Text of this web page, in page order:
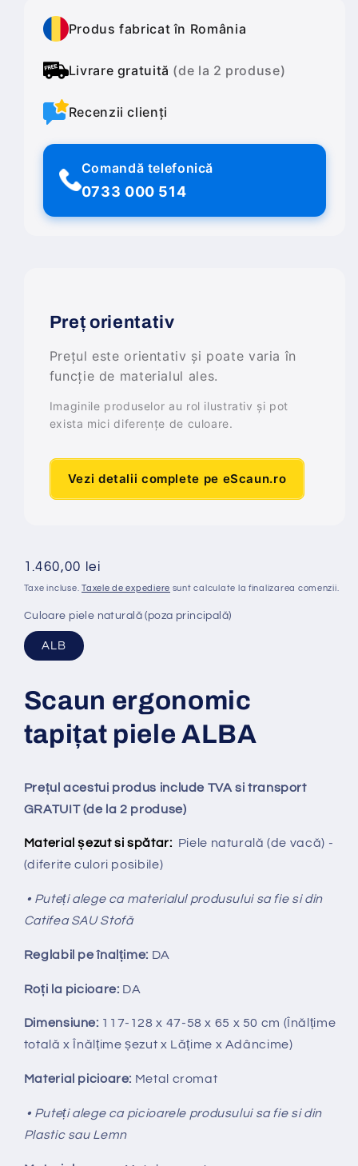
Produs fabricat în România
Livrare gratuită (de la 2 produse)
Recenzii clienți
Comandă telefonică
0733 000 514
Preț orientativ
Prețul este orientativ și poate varia în
funcție de materialul ales.
Imaginile produselor au rol ilustrativ și pot
exista mici diferențe de culoare.
Vezi detalii complete pe eScaun.ro
Preț
obișnuit
1.460,00 lei
Taxe incluse.Taxele de expediere sunt calculate la finalizarea comenzii.
Culoare piele naturală (poza principală)
ALB
Scaun ergonomic
tapițat piele ALBA
Prețul acestui produs include TVA si transport
GRATUIT (de la 2 produse)
Material șezut si spătar: Piele naturală (de vacă) -
(diferite culori posibile)
• Puteți alege ca materialul produsului sa fie si din
Catifea SAU Stofă
Reglabil peînal țime: DA
Roți la picioare: DA
Dimensiune: 117-128x 47-58 x 65 x 50 cm (Înălțime
totală x Înălțimeșezut x Lățime x Adâncime)
Material picioare: Metal cromat
• Puteți alege ca picioarele produsului sa fie si din
Plastic sau Lemn